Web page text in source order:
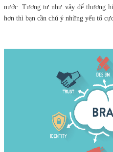
nước. Tương tự như vậy để thương
hơn thì bạn cần chú ý những yếu tố